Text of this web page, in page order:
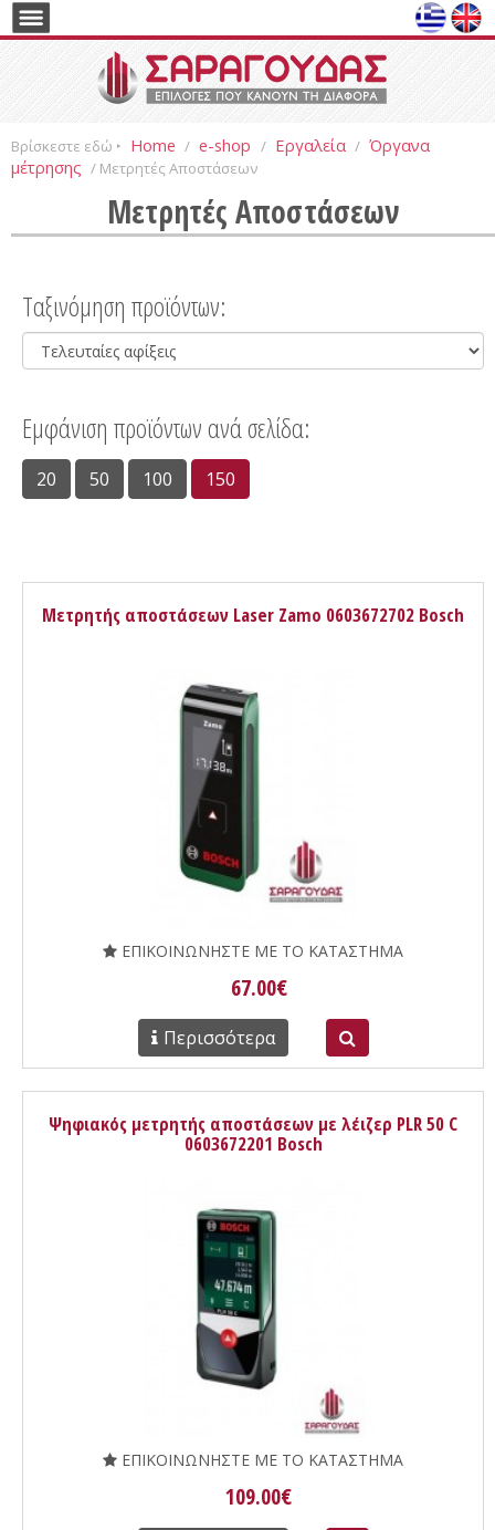
Βρίσκεστε εδώ ‣ Home / e-shop / Εργαλεία / Όργανα
μέτρησης / Μετρητές Αποστάσεων
Μετρητές Αποστάσεων
Ταξινόμηση προϊόντων:
Εμφάνιση προϊόντων ανά σελίδα:
20 50 100 150
Μετρητής αποστάσεων Laser Zamo 0603672702 Bosch
ΕΠΙΚΟΙΝΩΝΗΣΤΕ ΜΕ ΤΟ ΚΑΤΑΣΤΗΜΑ
67.00€
Περισσότερα
Ψηφιακός μετρητής αποστάσεων με λέιζερ PLR 50 C
0603672201 Bosch
ΕΠΙΚΟΙΝΩΝΗΣΤΕ ΜΕ ΤΟ ΚΑΤΑΣΤΗΜΑ
109.00€